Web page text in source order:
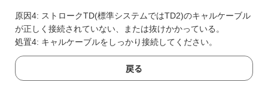
原因4: ストロークTD(標準システムではTD2)のキャルケーブル
が正しく接続されていない、または抜けかかっている。
処置4: キャルケーブルをしっかり接続してください。
戻る